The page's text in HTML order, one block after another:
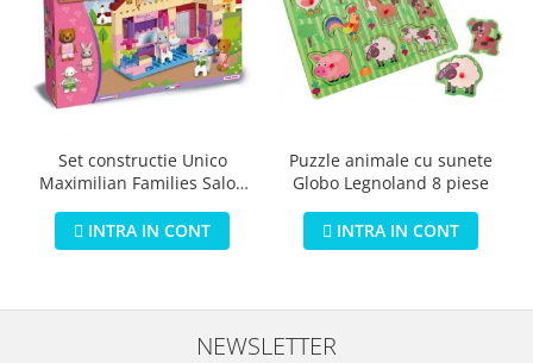
Set constructie Unico
Maximilian Families Salon
INTRA IN CONT
Puzzle animale cu sunete
Globo Legnoland 8 piese
INTRA IN CONT
NEWSLETTER